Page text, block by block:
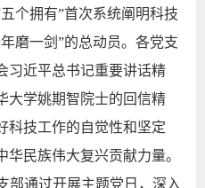
个拥有”首次系统阐明科技
磨一剑”的总动员。各党支
习近平总书记重要讲话精
大学姚期智院士的回信精
科技工作的自觉性和坚定
民族伟大复兴贡献力量。
部通过开展主题党日，深入